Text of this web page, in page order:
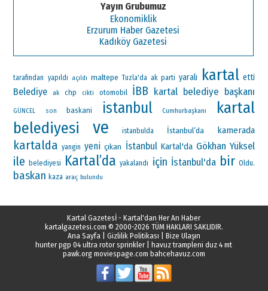
Yayın Grubumuz
Ekonomiklik
Erzurum Haber Gazetesi
Kadıköy Gazetesi
tarafından yapıldı açıldı maltepe Tuzla'da ak parti yaralı kartal etti
Belediye ak chp cikti otomobil İBB kartal belediye başkanı
GÜNCEL son baskani istanbul Cumhurbaşkanı
kartal
belediyesi
ve istanbulda İstanbul’da kamerada
kartalda yangin yeni çıkan İstanbul Kartal'da Gökhan Yüksel
ile belediyesi Kartal’da yakalandı için İstanbul'da bir Oldu.
baskan kaza araç bulundu
Kartal Gazetesİ - Kartal'dan Her An Haber
kartalgazetesi.com © 2000-2026 TÜM HAKLARI SAKLIDIR.
Ana Sayfa| Gizlilik Politikası
Bize Ulaşın
hunter pgp 04 ultra rotor sprinkler
havuz trampleni duz 4 mt
pawk.org moviespage.com bahcehavuz.com